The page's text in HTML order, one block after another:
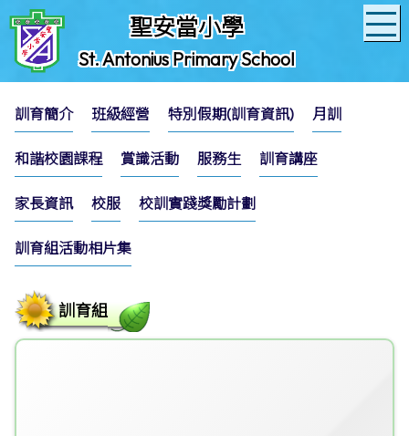
聖安當小學
St. Antonius Primary School
訓育簡介 班級經營 特別假期(訓育資訊) 月訓
和諧校園課程 賞識活動 服務生 訓育講座
家長資訊 校服 校訓實踐獎勵計劃
訓育組活動相片集
訓育組